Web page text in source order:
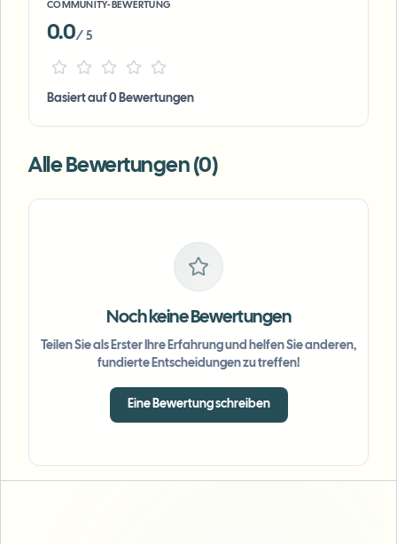
COMMUNITY-BEWERTUNG
0.0/ 5
Basiert auf 0 Bewertungen
Alle Bewertungen (0)
Noch keine Bewertungen
Teilen Sie als Erster Ihre Erfahrung und helfen Sie anderen,
fundierte Entscheidungen zu treffen!
Eine Bewertung schreiben